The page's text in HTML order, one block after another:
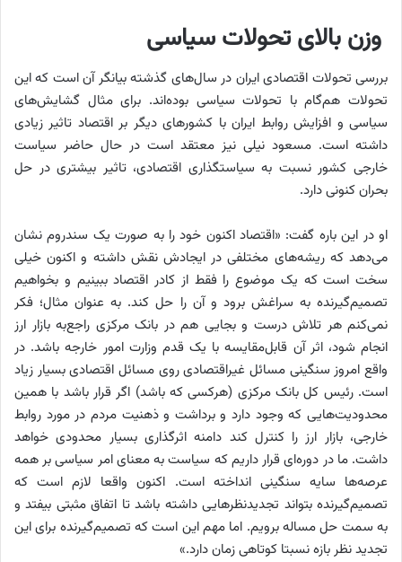
وزن بالای تحولات سیاسی
بررسی تحولات اقتصادی ایران در سال‌های گذشته بیانگر آن است که این
تحولات هم‌گام با تحولات سیاسی بوده‌اند. برای مثال گشایش‌های
سیاسی و افزایش روابط ایران با کشورهای دیگر بر اقتصاد تاثیر زیادی
داشته است. مسعود نیلی نیز معتقد است در حال حاضر سیاست
خارجی کشور نسبت به سیاستگذاری اقتصادی، تاثیر بیشتری در حل
بحران کنونی دارد.
او در این باره گفت: «اقتصاد اکنون خود را به صورت یک سندروم نشان
می‌دهد که ریشه‌های مختلفی در ایجادش نقش داشته و اکنون خیلی
سخت است که یک موضوع را فقط از کادر اقتصاد ببینیم و بخواهیم
تصمیم‌گیرنده به سراغش برود و آن را حل کند. به عنوان مثال؛ فکر
نمی‌کنم هر تلاش درست و بجایی هم در بانک مرکزی راجع‌به بازار ارز
انجام شود، اثر آن قابل‌مقایسه با یک قدم وزارت امور خارجه باشد. در
واقع امروز سنگینی مسائل غیراقتصادی روی مسائل اقتصادی بسیار زیاد
است. رئیس کل بانک مرکزی (هرکسی که باشد) اگر قرار باشد با همین
محدودیت‌هایی که وجود دارد و برداشت و ذهنیت مردم در مورد روابط
خارجی، بازار ارز را کنترل کند دامنه اثرگذاری بسیار محدودی خواهد
داشت. ما در دوره‌ای قرار داریم که سیاست به معنای امر سیاسی بر همه
عرصه‌ها سایه سنگینی انداخته است. اکنون واقعا لازم است که
تصمیم‌گیرنده بتواند تجدیدنظرهایی داشته باشد تا اتفاق مثبتی بیفتد و
به سمت حل مساله برویم. اما مهم این است که تصمیم‌گیرنده برای این
تجدید نظر بازه نسبتا کوتاهی زمان دارد.»